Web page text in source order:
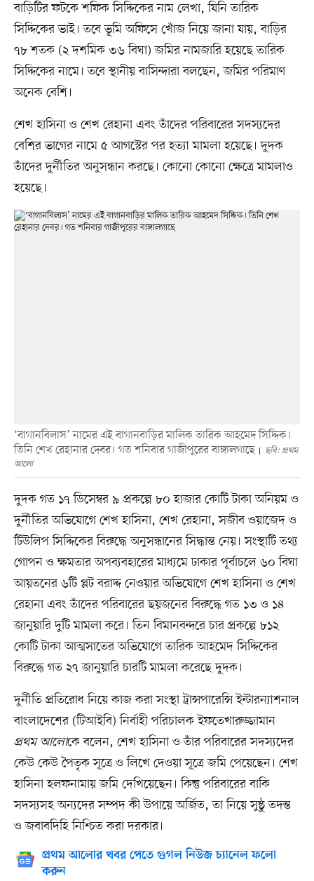
বাড়িটির ফটকে শফিক সিদ্দিকের নাম লেখা, যিনি তারিক
সিদ্দিকের ভাই। তবে ভূমি অফিসে খোঁজ নিয়ে জানা যায়, বাড়ির
৭৮ শতক (২ দশমিক ৩৬ বিঘা) জমির নামজারি হয়েছে তারিক
সিদ্দিকের নামে। তবে স্থানীয় বাসিন্দারা বলছেন, জমির পরিমাণ
অনেক বেশি।
শেখ হাসিনা ও শেখ রেহানা এবং তাঁদের পরিবারের সদস্যদের
বেশির ভাগের নামে ৫ আগস্টের পর হত্যা মামলা হয়েছে। দুদক
তাঁদের দুর্নীতির অনুসন্ধান করছে। কোনো কোনো ক্ষেত্রে মামলাও
হয়েছে।
‘বাগানবিলাস’ নামের এই বাগানবাড়ির মালিক তারিক আহমেদ সিদ্দিক।
তিনি শেখ রেহানার দেবর। গত শনিবার গাজীপুরের বাঙ্গালগাছে
ছবি: প্রথম
আলো
দুদক গত ১৭ ডিসেম্বর ৯ প্রকল্পে ৮০ হাজার কোটি টাকা অনিয়ম ও
দুর্নীতির অভিযোগে শেখ হাসিনা, শেখ রেহানা, সজীব ওয়াজেদ ও
টিউলিপ সিদ্দিকের বিরুদ্ধে অনুসন্ধানের সিদ্ধান্ত নেয়। সংস্থাটি তথ্য
গোপন ও ক্ষমতার অপব্যবহারের মাধ্যমে ঢাকার পূর্বাচলে ৬০ বিঘা
আয়তনের ৬টি প্লট বরাদ্দ নেওয়ার অভিযোগে শেখ হাসিনা ও শেখ
রেহানা এবং তাঁদের পরিবারের ছয়জনের বিরুদ্ধে গত ১৩ ও ১৪
জানুয়ারি দুটি মামলা করে। তিন বিমানবন্দরে চার প্রকল্পে ৮১২
কোটি টাকা আত্মসাতের অভিযোগে তারিক আহমেদ সিদ্দিকের
বিরুদ্ধে গত ২৭ জানুয়ারি চারটি মামলা করেছে দুদক।
দুর্নীতি প্রতিরোধ নিয়ে কাজ করা সংস্থা ট্রান্সপারেন্সি ইন্টারন্যাশনাল
বাংলাদেশের (টিআইবি) নির্বাহী পরিচালক ইফতেখারুজ্জামান
প্রথম আলোকে বলেন, শেখ হাসিনা ও তাঁর পরিবারের সদস্যদের
কেউ কেউ পৈতৃক সূত্রে ও লিখে দেওয়া সূত্রে জমি পেয়েছেন। শেখ
হাসিনা হলফনামায় জমি দেখিয়েছেন। কিন্তু পরিবারের বাকি
সদস্যসহ অন্যদের সম্পদ কী উপায়ে অর্জিত, তা নিয়ে সুষ্ঠু তদন্ত
ও জবাবদিহি নিশ্চিত করা দরকার।
প্রথম আলোর খবর পেতে গুগল নিউজ চ্যানেল ফলো
করুন